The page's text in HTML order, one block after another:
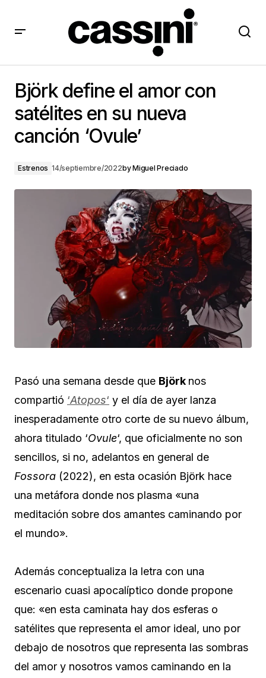
canción ‘Ovule’
Björk define el amor con
satélites en su nueva
canción ‘Ovule’
Estrenos 14/septiembre/2022byMiguel Preciado
Pasó una semana desde que Björk nos
compartió ‘Atopos‘ y el día de ayer lanza
inesperadamente otro corte de su nuevo álbum,
ahora titulado ‘Ovule‘, que oficialmente no son
sencillos, si no, adelantos en general de
Fossora (2022), en esta ocasión Björk hace
una metáfora donde nos plasma «una
meditación sobre dos amantes caminando por
el mundo».
Además conceptualiza la letra con una
escenario cuasi apocalíptico donde propone
que: «en esta caminata hay dos esferas o
satélites que representa el amor ideal, uno por
debajo de nosotros que representa las sombras
del amor y nosotros vamos caminando en la